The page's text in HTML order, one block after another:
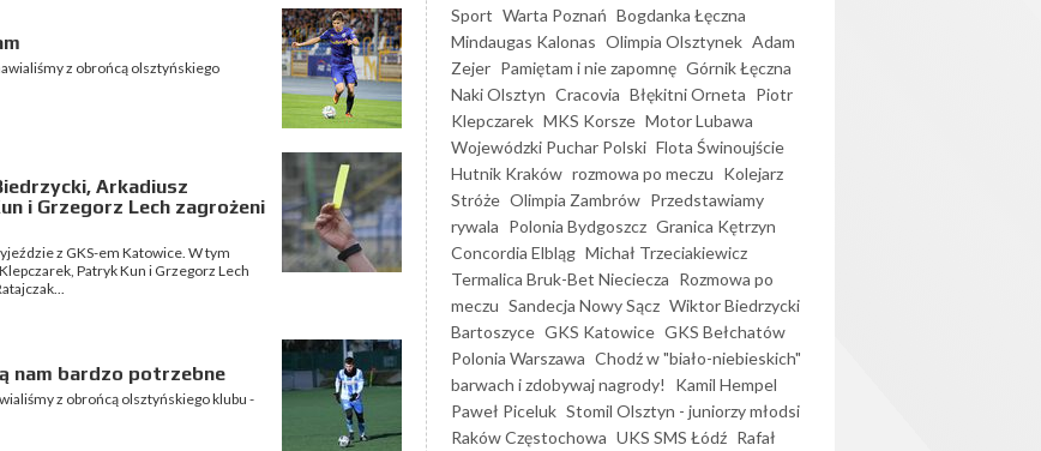
z obrońcą olsztyńskiego
Arkadiusz
i Grzegorz Lech zagrożeni
z GKS-em Katowice. W tym
Patryk Kun i Grzegorz Lech
nam bardzo potrzebne
z obrońcą olsztyńskiego klubu -
Sport Warta Poznań Bogdanka Łęczna
Mindaugas Kalonas Olimpia Olsztynek Adam
Zejer Pamiętam i nie zapomnę Górnik Łęczna
Naki Olsztyn Cracovia Błękitni Orneta Piotr
Klepczarek MKS Korsze Motor Lubawa
Wojewódzki Puchar Polski Flota Świnoujście
Hutnik Kraków rozmowa po meczu Kolejarz
Stróże Olimpia Zambrów Przedstawiamy
rywala Polonia Bydgoszcz Granica Kętrzyn
Concordia Elbląg Michał Trzeciakiewicz
Termalica Bruk-Bet Nieciecza Rozmowa po
meczu Sandecja Nowy Sącz Wiktor Biedrzycki
Bartoszyce GKS Katowice GKS Bełchatów
Polonia Warszawa Chodź w "biało-niebieskich"
barwach i zdobywaj nagrody!
Kamil Hempel
Paweł Piceluk Stomil Olsztyn - juniorzy młodsi
Raków Częstochowa UKS SMS Łódź Rafał